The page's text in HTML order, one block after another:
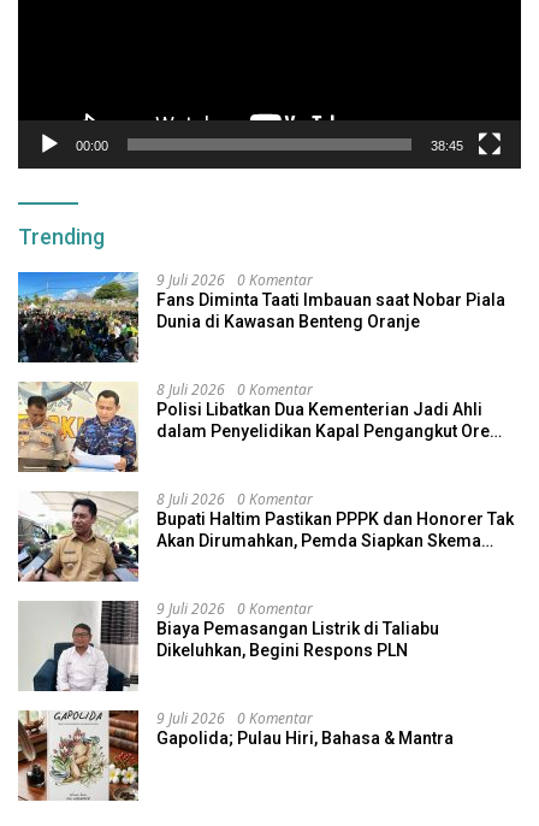
00:00 38:45
Trending
9 Juli 2026 0 Komentar
Fans Diminta Taati Imbauan saat Nobar Piala
Dunia di Kawasan Benteng Oranje
8 Juli 2026 0 Komentar
Polisi Libatkan Dua Kementerian Jadi Ahli
dalam Penyelidikan Kapal Pengangkut Ore
8 Juli 2026 0 Komentar
Bupati Haltim Pastikan PPPK dan Honorer Tak
Akan Dirumahkan, Pemda Siapkan Skema
9 Juli 2026 0 Komentar
Biaya Pemasangan Listrik di Taliabu
Dikeluhkan, Begini Respons PLN
9 Juli 2026 0 Komentar
Gapolida; Pulau Hiri, Bahasa & Mantra